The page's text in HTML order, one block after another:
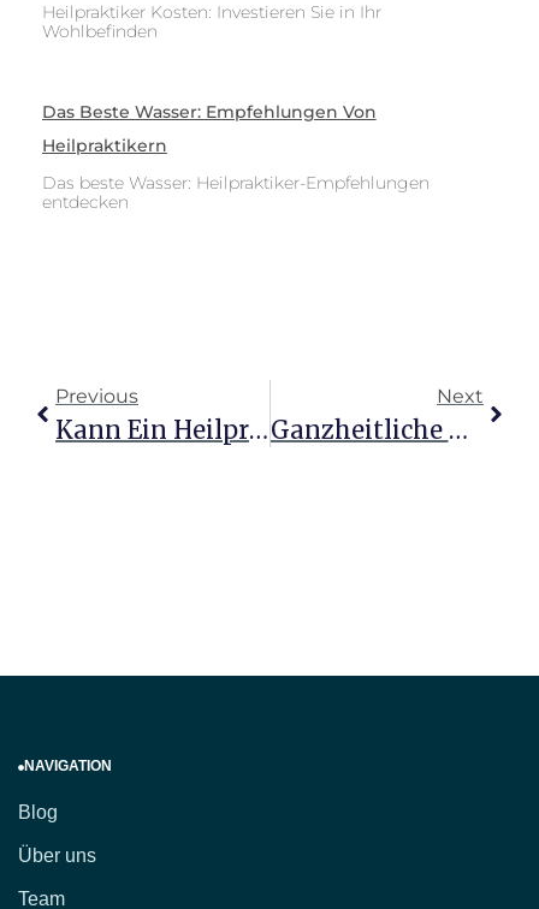
Heilpraktiker Kosten: Investieren Sie in Ihr
Wohlbefinden
Das Beste Wasser: Empfehlungen Von
Heilpraktikern
Das beste Wasser: Heilpraktiker-Empfehlungen
entdecken
Previous
Kann Ein Heilpraktiker Wirklich Helfen Ein Inspirierender Blick
Next
Ganzheitliche Ansätze Gegen Bluthochdruck Entdecken
NAVIGATION
Blog
Über uns
Team